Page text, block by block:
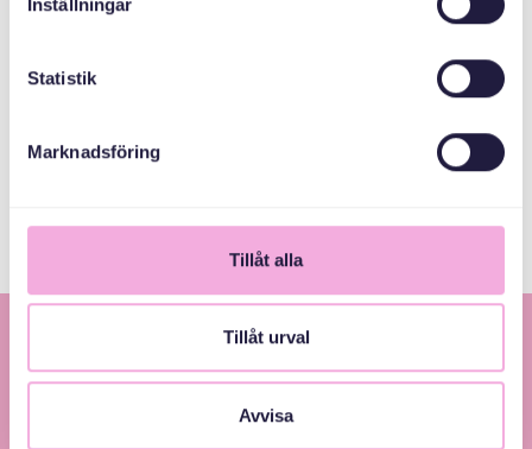
Statistik
Marknadsföring
Tillåt alla
Tillåt urval
Avvisa